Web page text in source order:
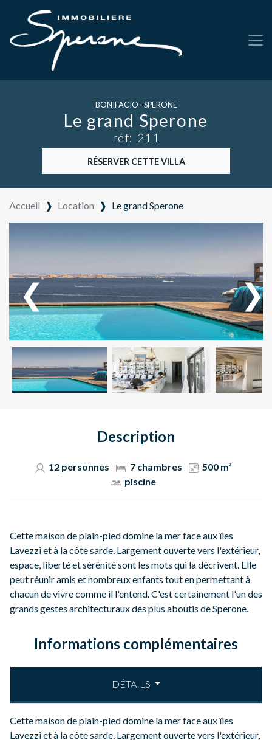
BONIFACIO - SPERONE
Le grand Sperone
réf: 211
RÉSERVER CETTE VILLA
Accueil ❱ Location ❱ Le grand Sperone
Description
12 personnes 7 chambres
500 m²
piscine
Cette maison de plain-pied domine la mer face aux îles
Lavezzi et à la côte sarde. Largement ouverte vers l'extérieur,
espace, liberté et sérénité sont les mots qui la décrivent. Elle
peut réunir amis et nombreux enfants tout en permettant à
chacun de vivre comme il l'entend. C'est certainement l'un des
grands gestes architecturaux des plus aboutis de Sperone.
Informations complémentaires
DÉTAILS
Cette maison de plain-pied domine la mer face aux îles
Lavezzi et à la côte sarde. Largement ouverte vers l'extérieur,